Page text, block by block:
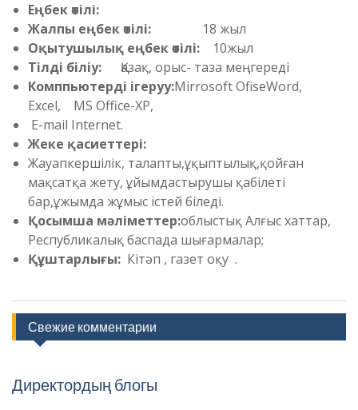
Еңбек өтілі:
Жалпы еңбек өтілі: 18 жыл
Оқытушылық еңбек өтілі: 10жыл
Тілді біліу: Қазақ, орыс- таза меңгереді
Комппьютерді ігеруу:Mirrosoft OfiseWord,
Excel, MS Office-XP,
E-mail Internet.
Жеке қасиеттері:
Жауапкершілік, талапты,ұқыптылық,қойған
мақсатқа жету, ұйымдастырушы қабілеті
бар,ұжымда жұмыс істей біледі.
Қосымша мәліметтер:облыстық Алғыс хаттар,
Республикалық баспада шығармалар;
Құштарлығы: Кітәп , газет оқу .
Свежие комментарии
Директордың блогы